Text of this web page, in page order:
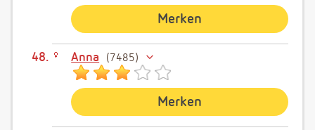
Merken
Anna 7485
Merken